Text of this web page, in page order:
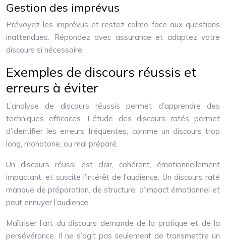
Gestion des imprévus
Prévoyez les imprévus et restez calme face aux questions
inattendues. Répondez avec assurance et adaptez votre
discours si nécessaire.
Exemples de discours réussis et
erreurs à éviter
L’analyse de discours réussis permet d’apprendre des
techniques efficaces. L’étude des discours ratés permet
d’identifier les erreurs fréquentes, comme un discours trop
long, monotone, ou mal préparé.
Un discours réussi est clair, cohérent, émotionnellement
impactant, et suscite l’intérêt de l’audience. Un discours raté
manque de préparation, de structure, d’impact émotionnel et
peut ennuyer l’audience.
Maîtriser l’art du discours demande de la pratique et de la
persévérance. Il ne s’agit pas seulement de transmettre un